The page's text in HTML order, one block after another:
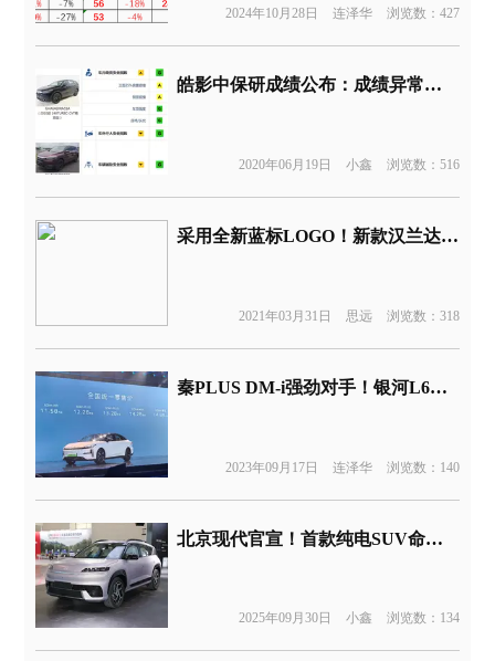
2024年10月28日 连泽华 浏览数：427
皓影中保研成绩公布：成绩异常优秀，实际表现却很失望
2020年06月19日 小鑫 浏览数：516
采用全新蓝标LOGO！新款汉兰达混动无伪实车首曝光
2021年03月31日 思远 浏览数：318
秦PLUS DM-i强劲对手！银河L6上市售11.58万元起
2023年09月17日 连泽华 浏览数：140
北京现代官宣！首款纯电SUV命名EO 羿欧
2025年09月30日 小鑫 浏览数：134